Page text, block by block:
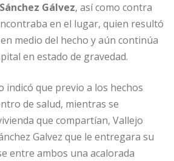
Gálvez, así como contra
en el lugar, quien resultó
medio del hecho y aún continúa
en estado de gravedad.
indicó que previo a los hechos
de salud, mientras se
que compartían, Vallejo
Galvez que le entregara su
entre ambos una acalorada